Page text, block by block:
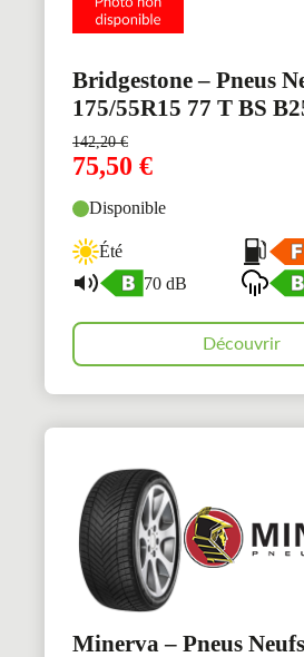
Bridgestone – Pneus
175/55R15 77 T BS
142,20€
75,50 €
Disponible
Été
70 dB
Découvrir
Minerva – Pneus